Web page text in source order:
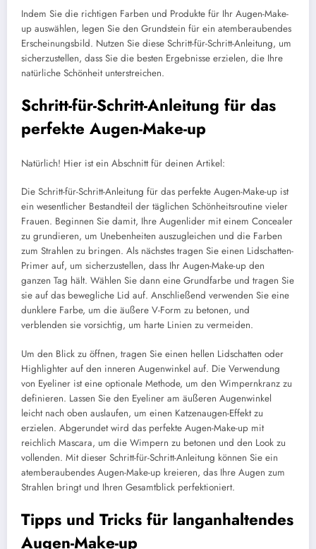
Indem Sie die richtigen Farben und Produkte für Ihr Augen-Make-
up auswählen, legen Sie den Grundstein für ein atemberaubendes
Erscheinungsbild. Nutzen Sie diese Schritt-für-Schritt-Anleitung, um
sicherzustellen, dass Sie die besten Ergebnisse erzielen, die Ihre
natürliche Schönheit unterstreichen.
Schritt-für-Schritt-Anleitung für das
perfekte Augen-Make-up
Natürlich! Hier ist ein Abschnitt für deinen Artikel:
Die Schritt-für-Schritt-Anleitung für das perfekte Augen-Make-up ist
ein wesentlicher Bestandteil der täglichen Schönheitsroutine vieler
Frauen. Beginnen Sie damit, Ihre Augenlider mit einem Concealer
zu grundieren, um Unebenheiten auszugleichen und die Farben
zum Strahlen zu bringen. Als nächstes tragen Sie einen Lidschatten-
Primer auf, um sicherzustellen, dass Ihr Augen-Make-up den
ganzen Tag hält. Wählen Sie dann eine Grundfarbe und tragen Sie
sie auf das bewegliche Lid auf. Anschließend verwenden Sie eine
dunklere Farbe, um die äußere V-Form zu betonen, und
verblenden sie vorsichtig, um harte Linien zu vermeiden.
Um den Blick zu öffnen, tragen Sie einen hellen Lidschatten oder
Highlighter auf den inneren Augenwinkel auf. Die Verwendung
von Eyeliner ist eine optionale Methode, um den Wimpernkranz zu
definieren. Lassen Sie den Eyeliner am äußeren Augenwinkel
leicht nach oben auslaufen, um einen Katzenaugen-Effekt zu
erzielen. Abgerundet wird das perfekte Augen-Make-up mit
reichlich Mascara, um die Wimpern zu betonen und den Look zu
vollenden. Mit dieser Schritt-für-Schritt-Anleitung können Sie ein
atemberaubendes Augen-Make-up kreieren, das Ihre Augen zum
Strahlen bringt und Ihren Gesamtblick perfektioniert.
Tipps und Tricks für langanhaltendes
Augen-Make-up